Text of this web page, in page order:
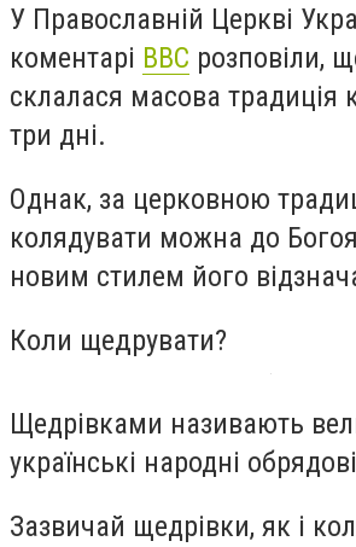
У Православній Церкві
коментарі BBC розповіли,
склалася масова традиція
три дні.
Однак, за церковною
колядувати можна до
новим стилем його
Коли щедрувати?
Щедрівками називають
українські народні
Зазвичай щедрівки, як і